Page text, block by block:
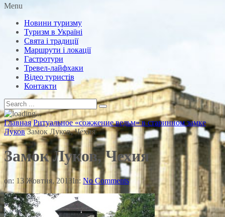
Menu
Новини туризму
Туризм в Україні
Свята і традиції
Маршрути і локації
Гастротури
Тревел-лайфхаки
Відео туристів
Контакти
Главная Ритуальное «сожжение ведьм» в старинном замке
Луков Замок Луков, Чехия
Замок Луков, Чехия
on: 13 Жовтня, 2013In:No Comments